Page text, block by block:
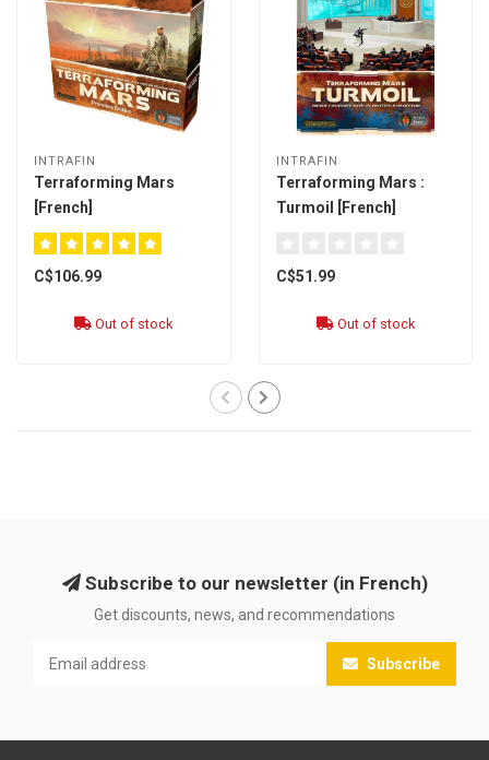
INTRAFIN
Terraforming Mars
[French]
C$106.99
Out of stock
INTRAFIN
Terraforming Mars :
Turmoil [French]
C$51.99
Out of stock
Subscribe to our newsletter (in French)
Get discounts, news, and recommendations
Subscribe